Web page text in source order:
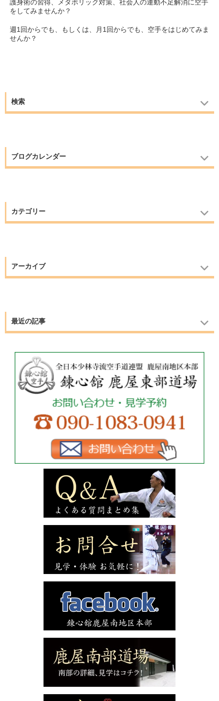
護身術の習得、メタボリック対策、社会人の運動不足解消に空手
をしてみませんか？
週1回からでも、もしくは、月1回からでも、空手をはじめてみま
せんか？
検索
ブログカレンダー
カテゴリー
アーカイブ
最近の記事